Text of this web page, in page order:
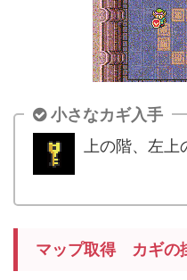
小さなカギ入手
上の階、左
マップ取得 カギの